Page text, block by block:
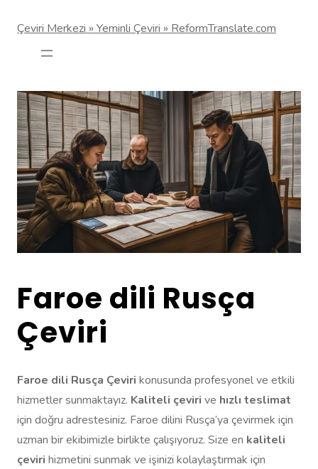
Çeviri Merkezi » Yeminli Çeviri » ReformTranslate.com
Faroe dili Rusça
Çeviri
Faroe dili Rusça Çeviri konusunda profesyonel ve etkili
hizmetler sunmaktayız. Kaliteli çeviri ve hızlı teslimat
için doğru adrestesiniz. Faroe dilini Rusça’ya çevirmek için
uzman bir ekibimizle birlikte çalışıyoruz. Size en kaliteli
çeviri hizmetini sunmak ve işinizi kolaylaştırmak için